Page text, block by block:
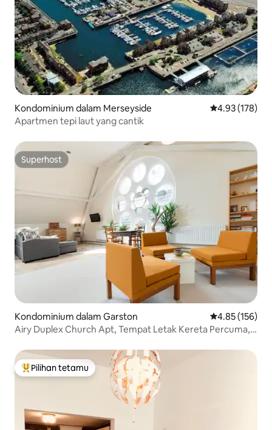
Kondominium dalam Merseyside Penarafan
4.93 (178)
Apartmen tepi laut yang cantik
Superhost
Superhost
Kondominium dalam Garston Penarafan
4.85 (156)
Airy Duplex Church Apt, Tempat Letak Kereta Percuma,
Pilihan utama tetamu
Pilihan tetamu